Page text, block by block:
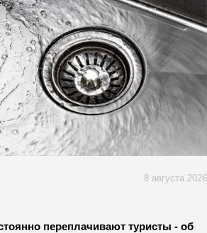
8 августа 2026
переплачивают туристы - об